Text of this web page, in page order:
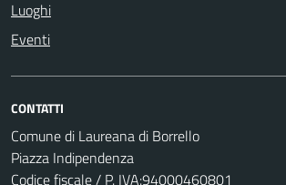
Luoghi
Eventi
CONTATTI
Comune di Laureana di Borrello
Piazza Indipendenza
Codice fiscale / P. IVA:94000460801